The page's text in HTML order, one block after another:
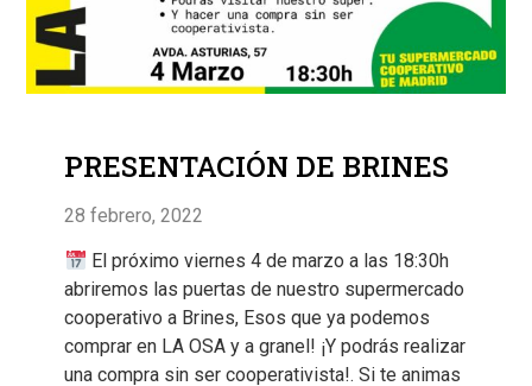
PRESENTACIÓN DE BRINES
28 febrero, 2022
El próximo viernes 4 de marzo a las 18:30h
abriremos las puertas de nuestro supermercado
cooperativo a Brines, Esos que ya podemos
comprar en LA OSA y a granel! ¡Y podrás realizar
una compra sin ser cooperativista!. Si te animas